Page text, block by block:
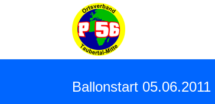
Ballonstart 05.06.2011